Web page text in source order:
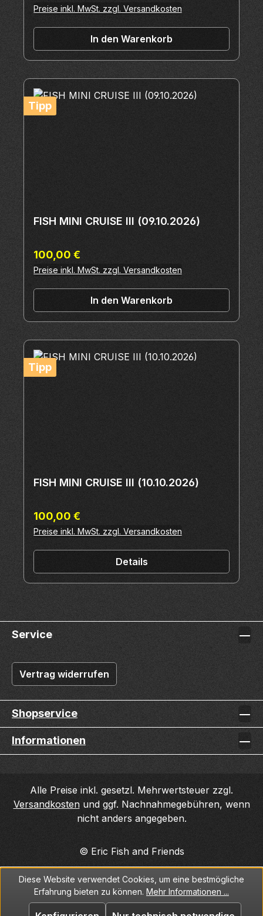
Preise inkl. MwSt. zzgl. Versandkosten
In den Warenkorb
Tipp
FISH MINI CRUISE III (09.10.2026)
Regulärer Preis:
100,00 €
Preise inkl. MwSt. zzgl. Versandkosten
In den Warenkorb
Tipp
FISH MINI CRUISE III (10.10.2026)
Regulärer Preis:
100,00 €
Preise inkl. MwSt. zzgl. Versandkosten
Details
Service
Vertrag widerrufen
Shopservice
Informationen
Alle Preise inkl. gesetzl. Mehrwertsteuer zzgl.
Versandkostenund ggf. Nachnahmegebühren, wenn
nicht anders angegeben.
© Eric Fish and Friends
Diese Website verwendet Cookies, um eine bestmögliche
Erfahrung bieten zu können. Mehr Informationen ...